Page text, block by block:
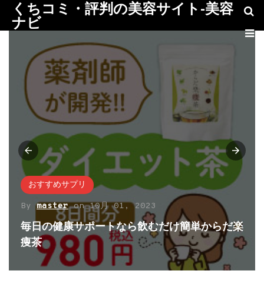
くちコミ・評判の美容サイト-美容
ナビ
おすすめサプリ
Bymasteron10月 01, 2023
毎日の健康サポートなら飲むだけ簡単からだ楽
痩茶